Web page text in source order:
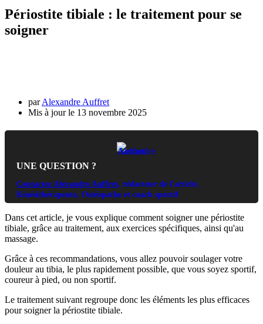
Périostite tibiale : le traitement pour se
soigner
parAlexandre Auffret
13 novembre 2025
UNE QUESTION ?
Contactez Alexandre Auffret, rédacteur de l'article,
Kinésithérapeute, Ostéopathe et coach sportif
Dans cet article, je vous explique comment soigner une périostite
tibiale, grâce au traitement, aux exercices spécifiques, ainsi qu'au
massage.
Grâce à ces recommandations, vous allez pouvoir soulager votre
douleur au tibia, le plus rapidement possible, que vous soyez sportif,
coureur à pied, ou non sportif.
Le traitement suivant regroupe donc les éléments les plus efficaces
pour soigner la périostite tibiale.